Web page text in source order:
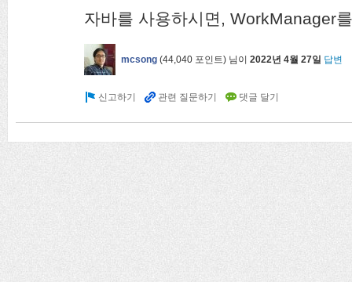
자바를 사용하시면, WorkManager
mcsong (44,040 포인트) 님이 2022년 4월 27일 답변